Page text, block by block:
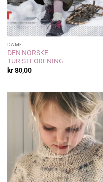
DAME
DEN NORSKE
TURISTFORENING
kr80,00